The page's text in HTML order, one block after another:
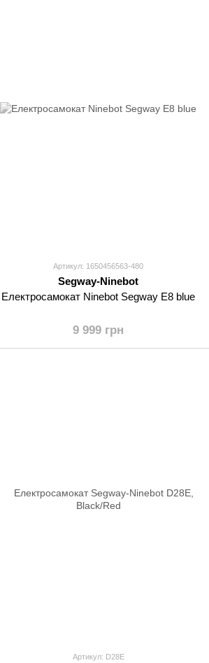
Артикул: 1650456563-480
Segway-Ninebot
Електросамокат Ninebot Segway E8 blue
9 999 грн
Артикул: D28E